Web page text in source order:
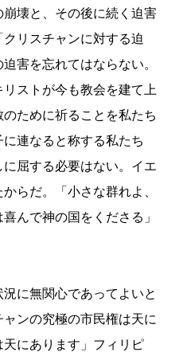
壊と、その後に続く迫害
リスチャンに対する迫
害を忘れてはならない。
ストが今も教会を建て上
ために祈ることを私たち
連なると称する私たち
屈する必要はない。イエ
らだ。「小さな群れよ、
んで神の国をくださる」
に無関心であってよいと
ンの究極の市民権は天に
にあります」フィリピ